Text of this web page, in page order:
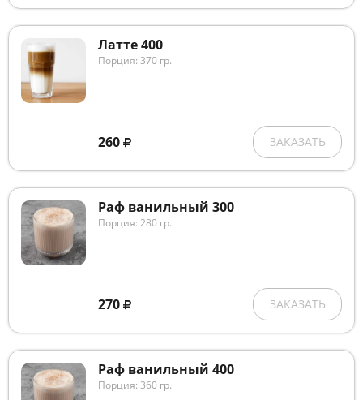
Латте 400
Порция: 370 гр.
260 ЗАКАЗАТЬ
Раф ванильный 300
Порция: 280 гр.
270 ЗАКАЗАТЬ
Раф ванильный 400
Порция: 360 гр.